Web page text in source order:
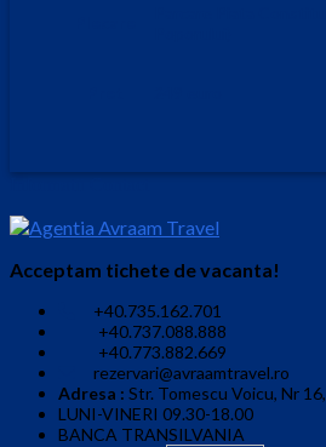
Acceptam tichete de vacanta!
+40.735.162.701
+40.737.088.888
+40.773.882.669
rezervari@avraamtravel.ro
Adresa : Str. Tomescu Voicu, Nr
LUNI-VINERI 09.30-18.00
BANCA TRANSILVANIA